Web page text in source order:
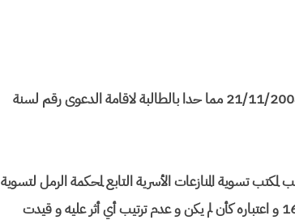
3- كما أن المعلن اليه ممتنع عن الانفاق علي أولاده و الطالبة من تاريخ 21/11/2004 مما حدا بالطالبة لاقامة الدعوى رقم لسنة
لأحكام القانون 10 لسنة 2004 قد تقدم بطلب لمكتب تسوية المنازعات الأسرية التابع لمحكمة الرمل لتسوية
النزاع وديا بطلب عدم الاعتداد بانذار الطاعة المعلن لها بتاريخ 16/5/2005 و اعتباره كأن لم يكن و عدم ترتيب أي أثر عليه و قيدت